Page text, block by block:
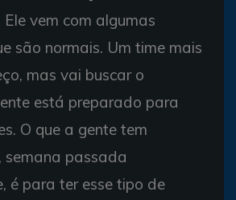
vem com algumas
são normais. Um time mais
mas vai buscar o
está preparado para
O que a gente tem
semana passada
é para ter esse tipo de